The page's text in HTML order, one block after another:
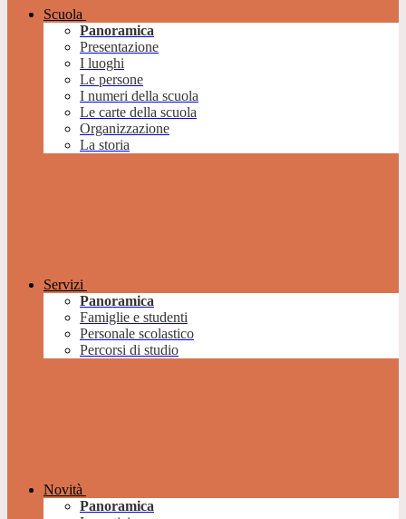
Scuola
Panoramica
Presentazione
I luoghi
Le persone
I numeri della scuola
Le carte della scuola
Organizzazione
La storia
Servizi
Panoramica
Famiglie e studenti
Personale scolastico
Percorsi di studio
Novità
Panoramica